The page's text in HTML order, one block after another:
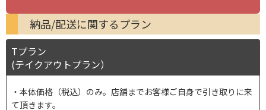
納品/配送に関するプラン
Tプラン
(テイクアウトプラン）
本体価格（税込）のみ。店舗までお客様ご自身で引き取りに来
て頂きます。